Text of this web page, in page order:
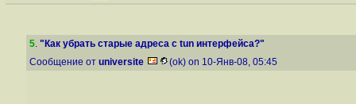
5. "Как убрать старые адреса с tun интерфейса?"
Сообщение от universite (ok) on 10-Янв-08, 05:45